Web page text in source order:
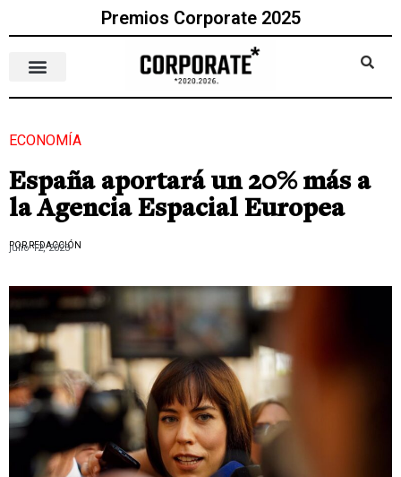
Premios Corporate 2025
ECONOMÍA
España aportará un 20% más a
la Agencia Espacial Europea
POR REDACCIÓN
julio 12, 2023